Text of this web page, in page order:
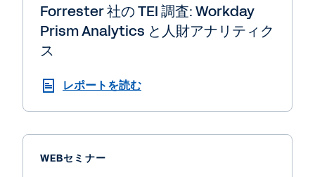
Forrester 社の TEI 調査: Workday
Prism Analytics と人財アナリティク
ス
レポートを読む
WEBセミナー